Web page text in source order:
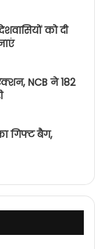
को दी
NCB ने 182
गिफ्ट बैग,